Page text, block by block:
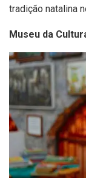
tradição natalina
Museu da